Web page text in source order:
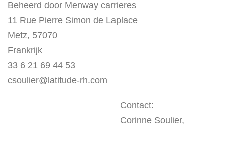
Beheerd door Menway carrieres
11 Rue Pierre Simon de Laplace
Metz, 57070
Frankrijk
33 6 21 69 44 53
csoulier@latitude-rh.com
Contact:
Corinne Soulier,